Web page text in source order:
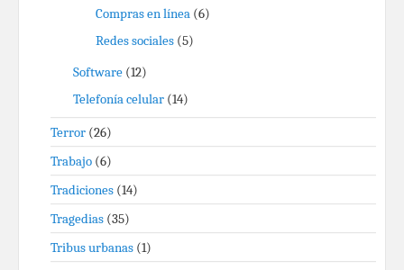
Compras en línea (6)
Redes sociales (5)
Software (12)
Telefonía celular (14)
Terror (26)
Trabajo (6)
Tradiciones (14)
Tragedias (35)
Tribus urbanas (1)